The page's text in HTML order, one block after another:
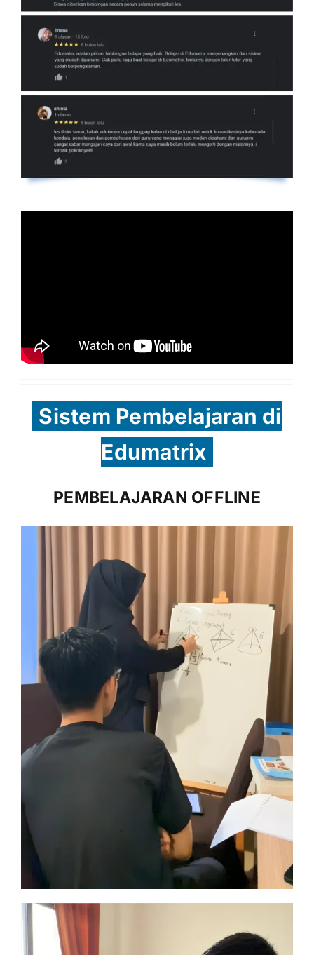
Sistem Pembelajaran di
Edumatrix
PEMBELAJARAN OFFLINE